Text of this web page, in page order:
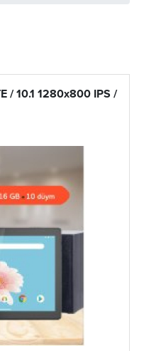
/ 10.1 1280x800 IPS /